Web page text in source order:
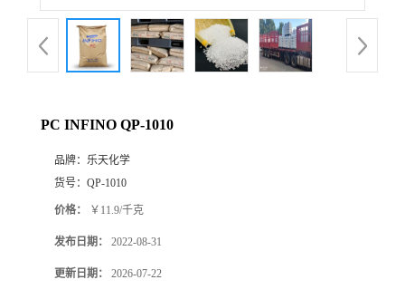
品
厅
PC INFINO QP-1010
品牌： 乐天化学
货号： QP-1010
价格： ￥11.9/千克
发布日期： 2022-08-31
更新日期： 2026-07-22